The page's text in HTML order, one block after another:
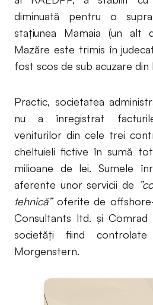
diminuată pentru o
stațiunea Mamaia (un alt
Mazăre este trimis în
fost scos de sub acuzare din
Practic, societatea
nu a înregistrat
veniturilor din cele trei
cheltuieli fictive în sumă
milioane de lei. Sumele
aferente unor servicii de
tehnică”oferite de
Consultants ltd. și Comrad
societăți fiind
Morgenstern.